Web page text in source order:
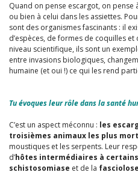
Quand on pense escargot, on pense
ou bien à celui dans les assiettes.
sont des organismes fascinants : il
d’espèces, de formes de coquilles
niveau scientifique, ils sont un
entre invasions biologiques,
humaine (et oui !) ce qui les rend
Tu évoques leur rôle dans la santé
C’est un aspect méconnu : les
troisièmes animaux les plus
moustiques et les serpents. Leur
d’hôtes intermédiaires à
schistosomiase et de la fasciolose